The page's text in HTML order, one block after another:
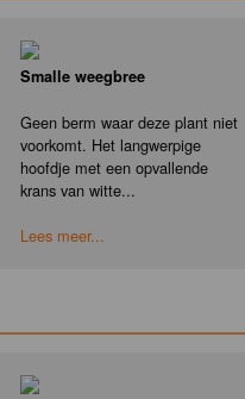
Smalle weegbree
Geen berm waar deze plant niet
voorkomt. Het langwerpige
hoofdje met een opvallende
krans van witte...
Lees meer...